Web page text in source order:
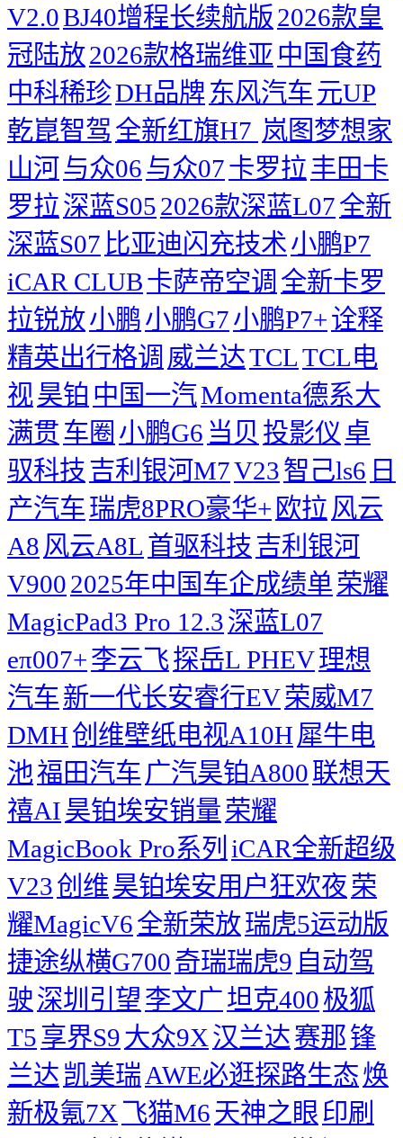
V2.0BJ40增程长续航版2026款皇
冠陆放2026款格瑞维亚 中国食药
中科稀珍DH品牌 东风汽车元UP
乾崑智驾 全新红旗H7 ​ 岚图梦想家
山河与众06与众07卡罗拉丰田卡
罗拉深蓝S052026款深蓝L07全新
深蓝S07 比亚迪闪充技术小鹏P7
iCAR CLUB卡萨帝空调 全新卡罗
拉锐放小鹏小鹏G7小鹏P7+诠释
精英出行格调 威兰达TCLTCL电
视昊铂 中国一汽Momenta德系大
满贯车圈 小鹏G6 当贝 投影仪 卓
驭科技吉利银河M7V23智己ls6 日
产汽车瑞虎8PRO豪华+ 欧拉 风云
A8 风云A8L 首驱科技吉利银河
V9002025年中国车企成绩单荣耀
MagicPad3 Pro 12.3深蓝L07
eπ007+李云飞探岳L PHEV理想
汽车新一代长安睿行EV荣威M7
DMH创维壁纸电视A10H 犀牛电
池福田汽车 广汽昊铂A800联想天
禧AI昊铂埃安销量荣耀
MagicBook Pro系列 iCAR全新超级
V23创维昊铂埃安用户狂欢夜荣
耀MagicV6全新荣放瑞虎5运动版
捷途纵横G700奇瑞瑞虎9 自动驾
驶深圳引望 李文广坦克400极狐
T5享界S9大众9X汉兰达赛那锋
兰达 凯美瑞 AWE必逛探路生态焕
新极氪7X 飞猫M6 天神之眼 印刷